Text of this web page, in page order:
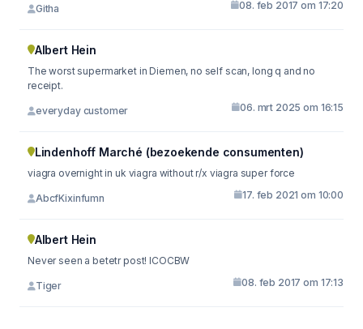
Githa 08. feb 2017 om 17:20
Albert Hein
The worst supermarket in Diemen, no self scan, long q and no
receipt.
everyday customer 06. mrt 2025 om 16:15
Lindenhoff Marché (bezoekende consumenten)
viagra overnight in uk viagra without r/x viagra super force
AbcfKixinfumn 17. feb 2021 om 10:00
Albert Hein
Never seen a betetr post! ICOCBW
Tiger 08. feb 2017 om 17:13